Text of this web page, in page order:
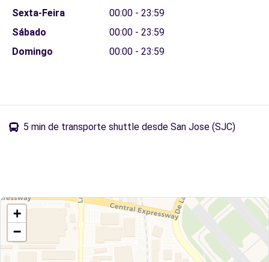
Sexta-Feira
00:00 - 23:59
Sábado
00:00 - 23:59
Domingo
00:00 - 23:59
5 min de transporte shuttle desde San Jose (SJC)
+
−